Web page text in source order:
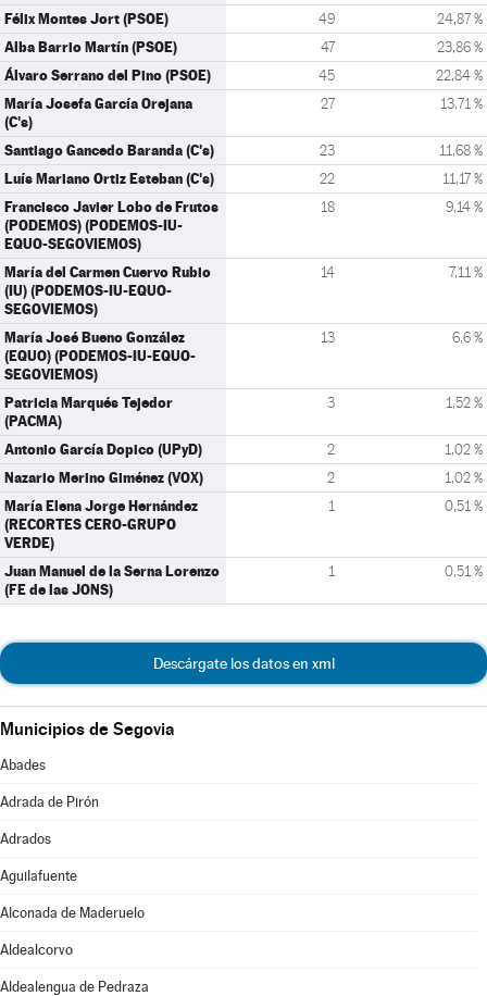
Félix Montes Jort (PSOE) 49 24,87 %
Alba Barrio Martín (PSOE) 47 23,86 %
Álvaro Serrano del Pino (PSOE) 45 22,84 %
María Josefa García Orejana
(C's)
27 13,71 %
Santiago Gancedo Baranda (C's) 23 11,68 %
Luís Mariano Ortiz Esteban (C's) 22 11,17 %
Francisco Javier Lobo de Frutos
(PODEMOS) (PODEMOS-IU-
EQUO-SEGOVIEMOS)
18 9,14 %
María del Carmen Cuervo Rubio
(IU) (PODEMOS-IU-EQUO-
SEGOVIEMOS)
14 7,11 %
María José Bueno González
(EQUO) (PODEMOS-IU-EQUO-
SEGOVIEMOS)
13 6,6 %
Patricia Marqués Tejedor
(PACMA)
3 1,52 %
Antonio García Dopico (UPyD) 2 1,02 %
Nazario Merino Giménez (VOX) 2 1,02 %
María Elena Jorge Hernández
(RECORTES CERO-GRUPO
VERDE)
1 0,51 %
Juan Manuel de la Serna Lorenzo
(FE de las JONS)
1 0,51 %
Descárgate los datos en xml
Municipios de Segovia
Abades
Adrada de Pirón
Adrados
Aguilafuente
Alconada de Maderuelo
Aldealcorvo
Aldealengua de Pedraza